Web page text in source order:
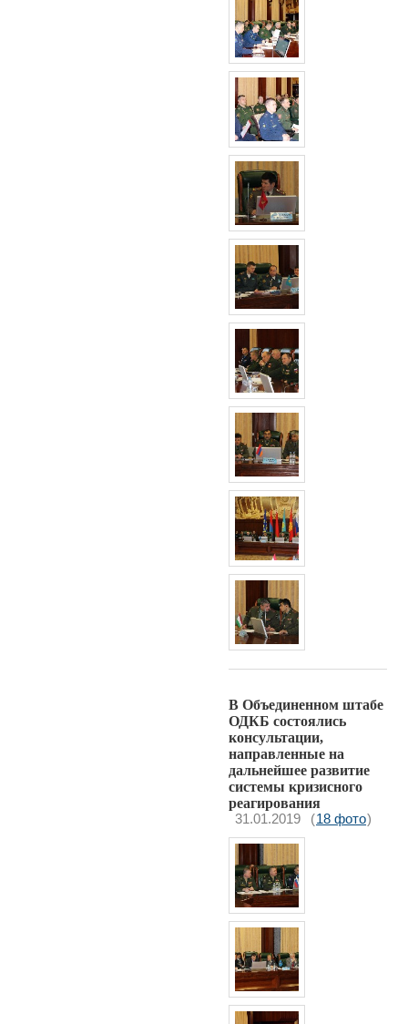
В Объединенном штабе
ОДКБ состоялись
консультации,
направленные на
дальнейшее развитие
системы кризисного
реагирования
31.01.2019 (18 фото)